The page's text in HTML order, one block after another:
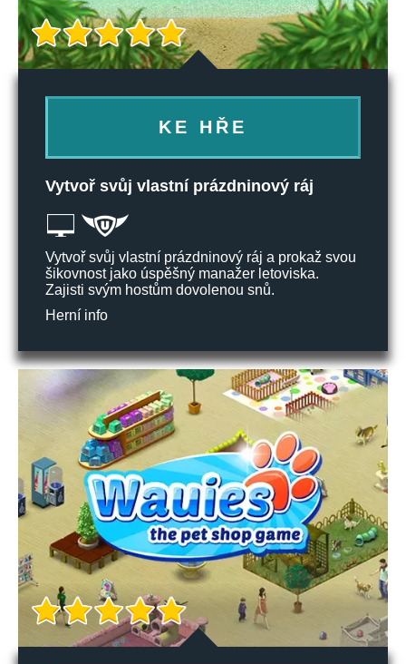
KE HŘE
Vytvoř svůj vlastní prázdninový ráj
Vytvoř svůj vlastní prázdninový ráj a prokaž svou
šikovnost jako úspěšný manažer letoviska.
Zajisti svým hostům dovolenou snů.
Herní info